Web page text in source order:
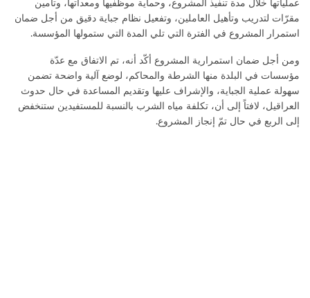
عملياتها خلال مدة تنفيذ المشروع، وحماية موظفيها ومعداتها، وتأمين
مقرّات لتدريب وتأهيل العاملين، وتفعيل نظام جباية دقيق من أجل ضمان
استمرار المشروع في الفترة التي تلي المدة التي ستمولها المؤسسة.
ومن أجل ضمان استمرارية المشروع أكّد أنه، تم الاتفاق مع عدّة
مؤسسات في البلدة منها الشرطة والمحاكم، لوضع آلية واضحة تضمن
سهولة عملية الجباية، والإشراف عليها وتقديم المساعدة في حال حدوث
العراقيل، لافتاً إلى أن، تكلفة مياه الشرب بالنسبة للمستفيدين ستنخفض
إلى الربع في حال تمّ إنجاز المشروع.